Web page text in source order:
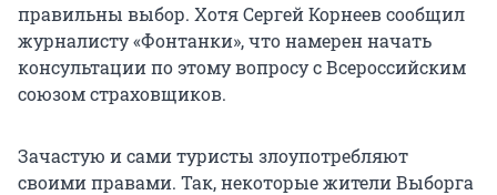
правильны выбор. Хотя Сергей Корнеев сообщил
журналисту «Фонтанки», что намерен начать
консультации по этому вопросу с Всероссийским
союзом страховщиков.
Зачастую и сами туристы злоупотребляют
своими правами. Так, некоторые жители Выборга